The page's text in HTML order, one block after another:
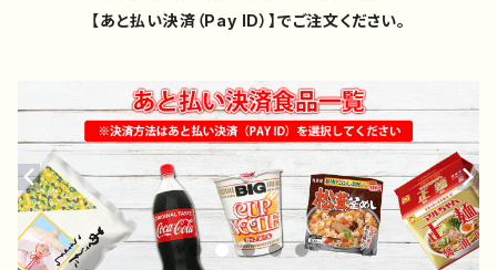
【あと払い決済（Pay ID）】でご注文ください。